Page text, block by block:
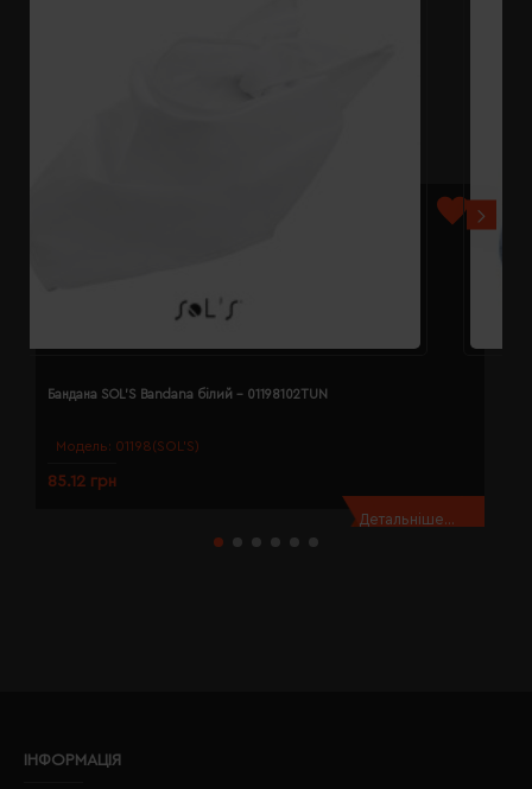
Модель: 01198(SOL’S)
Бандана SOL'S Bandana білий - 01198102TUN
85.12 грн
Детальніше...
ІНФОРМАЦІЯ